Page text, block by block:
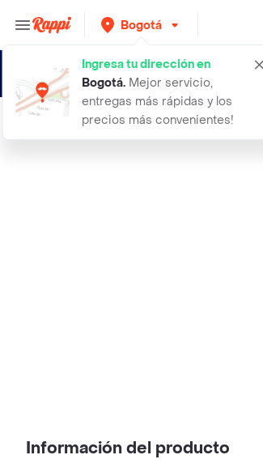
Bogotá
Ingresa tu dirección en
Bogotá. Mejor servicio,
entregas más rápidas y los
precios más convenientes!
0405 babitas x4
Información del producto